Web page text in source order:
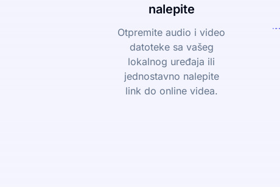
nalepite
Otpremite audio i video
datoteke sa vašeg
lokalnog uređaja ili
jednostavno nalepite
link do online videa.